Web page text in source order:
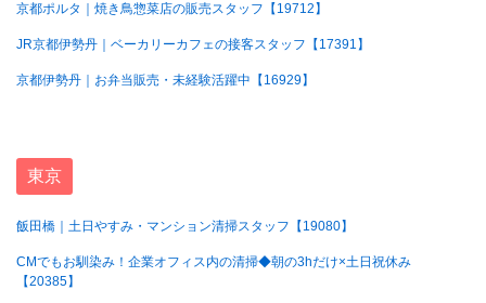
京都ポルタ｜焼き鳥惣菜店の販売スタッフ【19712】
JR京都伊勢丹｜ベーカリーカフェの接客スタッフ【17391】
京都伊勢丹｜お弁当販売・未経験活躍中【16929】
東京
飯田橋｜土日やすみ・マンション清掃スタッフ【19080】
CMでもお馴染み！企業オフィス内の清掃◆朝の3hだけ×土日祝休み
【20385】